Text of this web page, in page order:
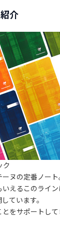
介
ク
ヌの定番ノート
えるこのライン
ています。
をサポートし